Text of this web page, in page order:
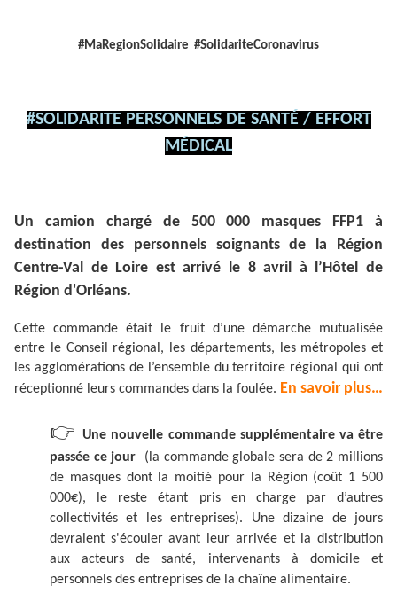
#MaRegionSolidaire #SolidariteCoronavirus
#SOLIDARITE PERSONNELS DE SANTÉ / EFFORT
MÉDICAL
Un camion chargé de 500 000 masques FFP1 à
destination des personnels soignants de la Région
Centre-Val de Loire est arrivé le 8 avril à l’Hôtel de
Région d'Orléans.
Cette commande était le fruit d’une démarche mutualisée
entre le Conseil régional, les départements, les métropoles et
les agglomérations de l’ensemble du territoire régional qui ont
réceptionné leurs commandes dans la foulée. En savoir plus…
👉Une nouvelle commande supplémentaire va être
passée ce jour (la commande globale sera de 2 millions
de masques dont la moitié pour la Région (coût 1 500
000€), le reste étant pris en charge par d’autres
collectivités et les entreprises). Une dizaine de jours
devraient s'écouler avant leur arrivée et la distribution
aux acteurs de santé, intervenants à domicile et
personnels des entreprises de la chaîne alimentaire.